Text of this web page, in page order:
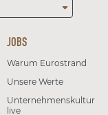
JOBS
Warum Eurostrand
Unsere Werte
Unternehmenskultur
live